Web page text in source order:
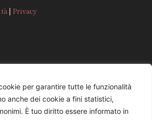
per garantire tutte le funzionalità
anche dei cookie a fini statistici,
È tuo diritto essere informato in
| Privacy